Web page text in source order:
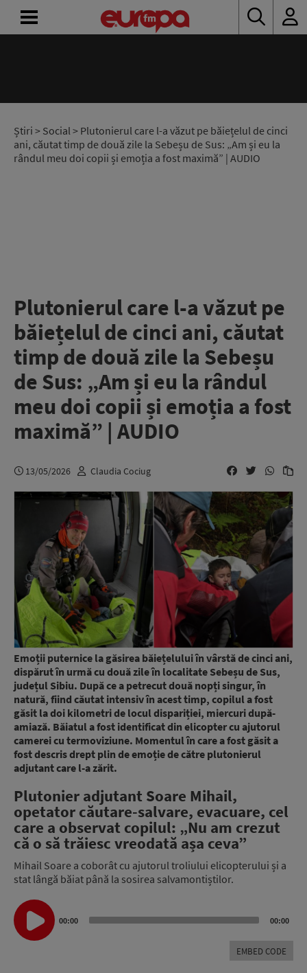
Știri > Social> Plutonierul care l-a văzut pe băiețelul de cinci
ani, căutat timp de două zile la Sebeșu de Sus: „Am și eu la
rândul meu doi copii și emoția a fost maximă” | AUDIO
Plutonierul care l-a văzut pe
băiețelul de cinci ani, căutat
timp de două zile la Sebeșu
de Sus: „Am și eu la rândul
meu doi copii și emoția a fost
maximă” | AUDIO
13/05/2026 Claudia Cociug
Emoții puternice la găsirea băiețelului în vârstă de cinci ani,
dispărut în urmă cu două zile în localitate Sebeșu de Sus,
județul Sibiu. După ce a petrecut două nopți singur, în
natură, fiind căutat intensiv în acest timp, copilul a fost
găsit la doi kilometri de locul dispariției, miercuri după-
amiază. Băiatul a fost identificat din elicopter cu ajutorul
camerei cu termoviziune. Momentul în care a fost găsit a
fost descris drept plin de emoție de către plutonierul
adjutant care l-a zărit.
Plutonier adjutant Soare Mihail,
opetator căutare-salvare, evacuare, cel
care a observat copilul: „Nu am crezut
că o să trăiesc vreodată așa ceva”
Mihail Soare a coborât cu ajutorul troliului elicopterului și a
stat lângă băiat până la sosirea salvamontiștilor.
Audio
Player
00:00 00:00
EMBED CODE
RADIO
CONCURSURI